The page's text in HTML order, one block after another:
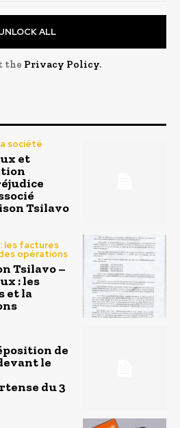
ALL
the Privacy Policy.
société
et
Tsilavo
les factures
opérations
Tsilavo –
: les
et la
de
le
du 3